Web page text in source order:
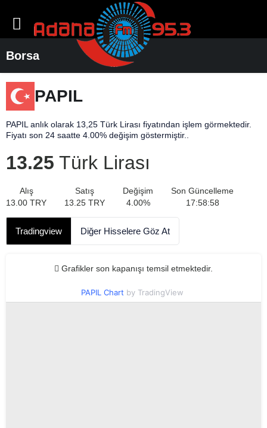
Borsa
PAPIL
PAPIL anlık olarak 13,25 Türk Lirası fiyatından işlem görmektedir.
Fiyatı son 24 saatte 4.00% değişim göstermiştir..
13.25 Türk Lirası
Alış
13.00 TRY
Satış
13.25 TRY
Değişim
4.00%
Son Güncelleme
17:58:58
Tradingview Diğer Hisselere Göz At
Grafikler son kapanışı temsil etmektedir.
PAPIL Chart by TradingView